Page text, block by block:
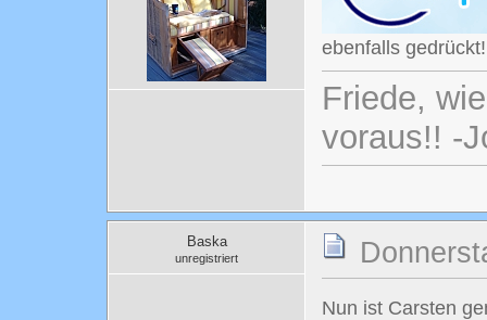
ebenfalls gedrückt!
Friede,
voraus!! -
Baska
unregistriert
Nun ist Carsten